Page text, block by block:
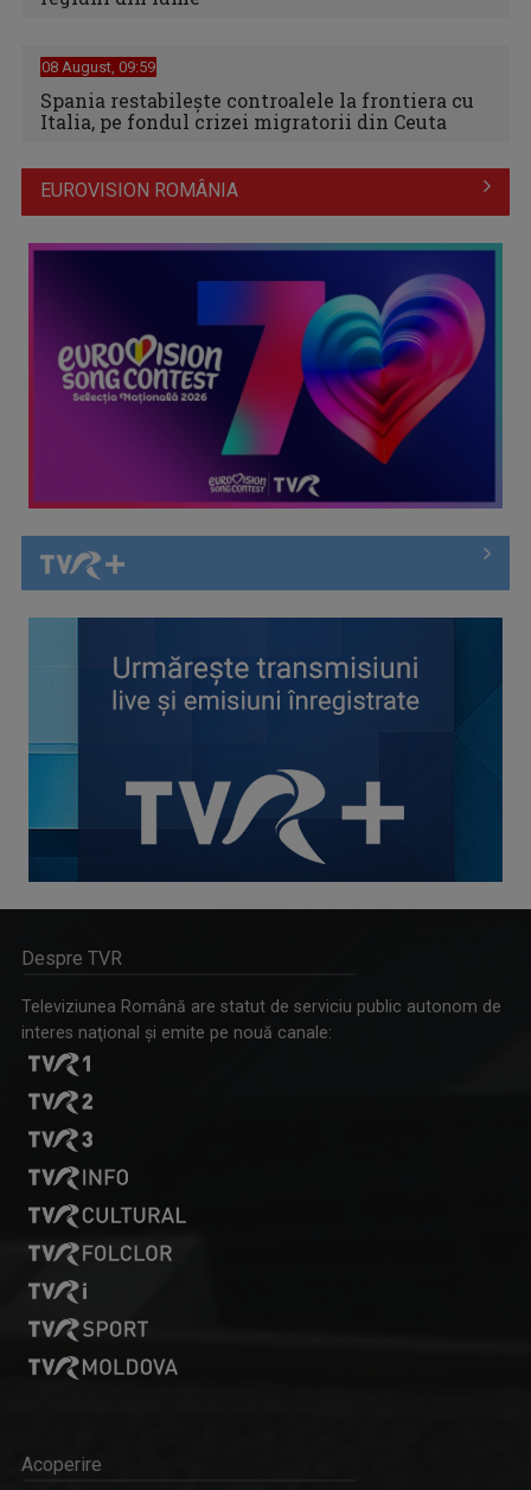
08 August, 09:59
Spania restabileşte controalele la frontiera cu
Italia, pe fondul crizei migratorii din Ceuta
EUROVISION ROMÂNIA
Despre TVR
Televiziunea Română are statut de serviciu public autonom de
interes naţional şi emite pe nouă canale:
Acoperire